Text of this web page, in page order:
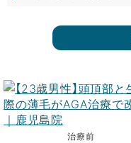
治療前